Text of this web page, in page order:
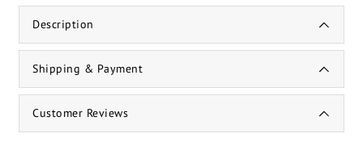
Description
Shipping & Payment
Customer Reviews